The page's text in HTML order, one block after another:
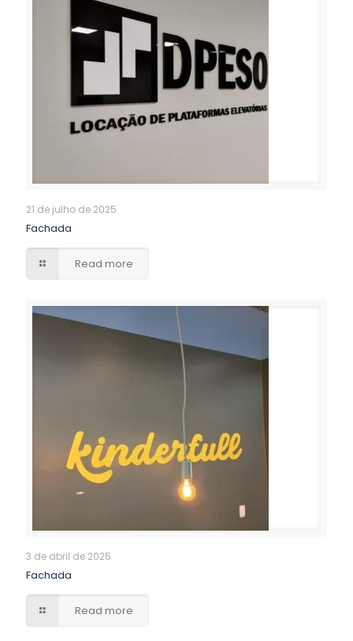
21 de julho de 2025
Fachada
Read more
3 de abril de 2025
Fachada
Read more